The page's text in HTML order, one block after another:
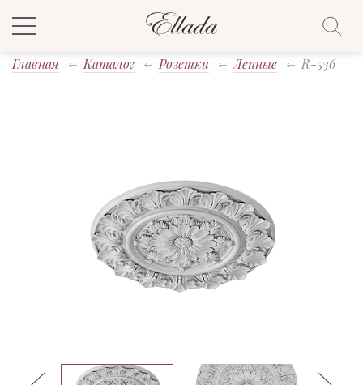
Главная Каталог Розетки Лепные R-536